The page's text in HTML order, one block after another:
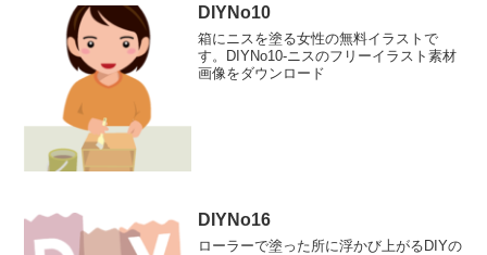
DIYNo10
箱にニスを塗る女性の無料イラストで
す。DIYNo10-ニスのフリーイラスト素材
画像をダウンロード
DIYNo16
ローラーで塗った所に浮かび上がるDIYの